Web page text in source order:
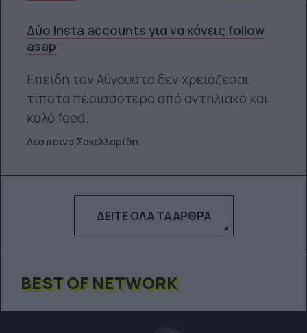
Δύο Insta accounts για να κάνεις follow
asap
Επειδή τον Αύγουστο δεν χρειάζεσαι
τίποτα περισσότερο από αντηλιακό και
καλό feed.
Δέσποινα Σακελλαρίδη
ΔΕΊΤΕ ΌΛΑ ΤΑ ΆΡΘΡΑ
BEST OF NETWORK